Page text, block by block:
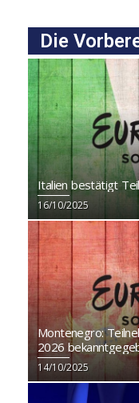
Die
Italien bestätigt
16/10/2025
Montenegro:
2026
14/10/2025